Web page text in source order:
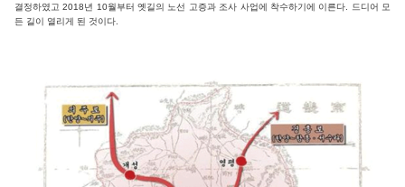
결정하였고 2018년 10월부터 옛길의 노선 고증과 조사 사업에 착수하기에 이른다. 드디어 모
든 길이 열리게 된 것이다.